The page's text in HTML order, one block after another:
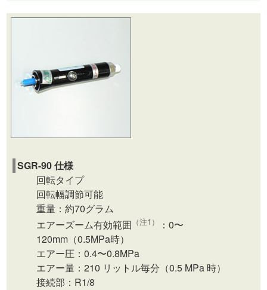
SGR-90 仕様
回転タイプ
回転幅調節可能
重量：約70グラム
エアーズーム有効範囲 （注1）
：0〜
120mm（0.5MPa時）
エアー圧：0.4〜0.8MPa
エアー量：210 リットル毎分（0.5 MPa 時）
接続部：R1/8